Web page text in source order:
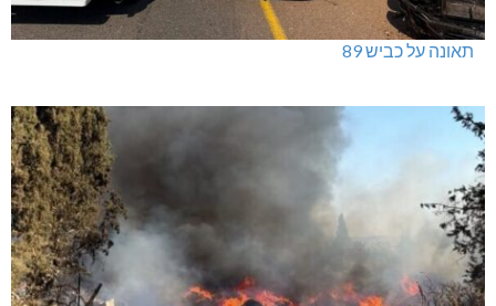
תאונה על כביש 89